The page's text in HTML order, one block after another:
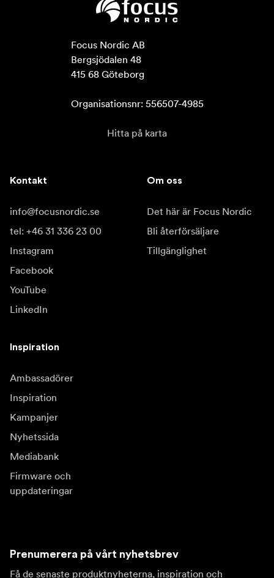
Focus Nordic AB
Bergsjödalen 48
415 68 Göteborg
Organisationsnr: 556507-4985
Hitta på karta
Kontakt
info@focusnordic.se
tel: +46 31 336 23 00
Instagram
Facebook
YouTube
LinkedIn
Om oss
Det här är Focus Nordic
Bli återförsäljare
Tillgänglighet
Inspiration
Ambassadörer
Inspiration
Kampanjer
Nyhetssida
Mediabank
Firmware och
uppdateringar
Prenumerera på vårt nyhetsbrev
Få de senaste produktnyheterna, inspiration och